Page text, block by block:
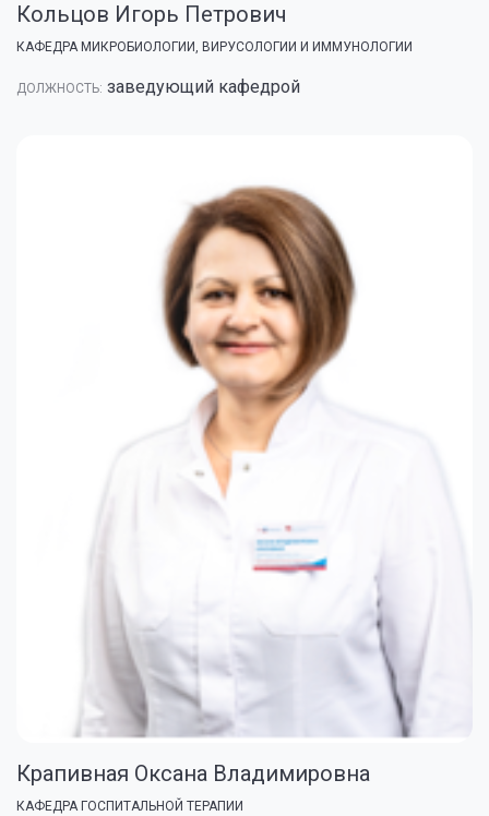
Кольцов Игорь Петрович
КАФЕДРА МИКРОБИОЛОГИИ, ВИРУСОЛОГИИ И ИММУНОЛОГИИ
ДОЛЖНОСТЬ: заведующий кафедрой
Крапивная Оксана Владимировна
КАФЕДРА ГОСПИТАЛЬНОЙ ТЕРАПИИ